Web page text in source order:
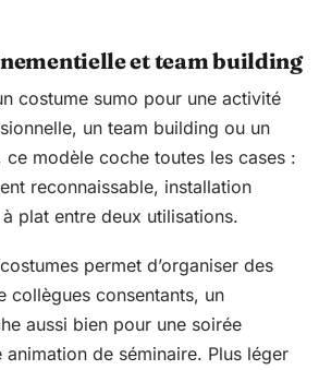
et team building
costume sumo pour une activité
un team building ou un
ce modèle coche toutes les cases :
reconnaissable, installation
plat entre deux utilisations.
permet d’organiser des
collègues consentants, un
aussi bien pour une soirée
animation de séminaire. Plus léger